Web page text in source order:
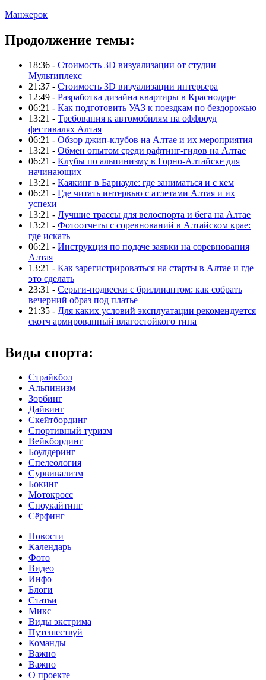
Манжерок
Продолжение темы:
18:36 - Стоимость 3D визуализации от студии
Мультиплекс
21:37 - Стоимость 3D визуализации интерьера
12:49 - Разработка дизайна квартиры в Краснодаре
06:21 - Как подготовить УАЗ к поездкам по бездорожью
13:21 - Требования к автомобилям на оффроуд
фестивалях Алтая
06:21 - Обзор джип-клубов на Алтае и их мероприятия
13:21 - Обмен опытом среди рафтинг-гидов на Алтае
06:21 - Клубы по альпинизму в Горно-Алтайске для
начинающих
13:21 - Каякинг в Барнауле: где заниматься и с кем
06:21 - Где читать интервью с атлетами Алтая и их
успехи
13:21 - Лучшие трассы для велоспорта и бега на Алтае
13:21 - Фотоотчеты с соревнований в Алтайском крае:
где искать
06:21 - Инструкция по подаче заявки на соревнования
Алтая
13:21 - Как зарегистрироваться на старты в Алтае и где
это сделать
23:31 - Серьги-подвески с бриллиантом: как собрать
вечерний образ под платье
21:35 - Для каких условий эксплуатации рекомендуется
скотч армированный влагостойкого типа
Виды спорта:
Страйкбол
Альпинизм
Зорбинг
Дайвинг
Скейтбординг
Спортивный туризм‎
Вейкбординг
Боулдеринг
Спелеология
Сурвивализм
Бокинг
Мотокросс
Сноукайтинг
Сёрфинг
Новости
Календарь
Фото
Видео
Инфо
Блоги
Статьи
Микс
Виды экстрима
Путешествуй
Команды
Важно
Важно
О проекте